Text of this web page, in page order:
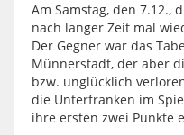
Am Samstag, den 7.12.,
nach langer Zeit mal
Der Gegner war das
Münnerstadt, der aber
bzw. unglücklich
die Unterfranken im
ihre ersten zwei Punkte